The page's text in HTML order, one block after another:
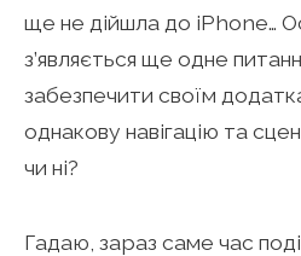
ще не дійшла до iPhone…
з’являється ще одне
забезпечити своїм
однакову навігацію та
чи ні?
Гадаю, зараз саме час